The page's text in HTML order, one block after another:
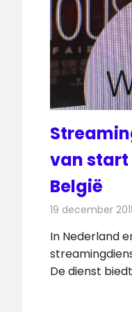
van start
België
19 december
In Nederland
De dienst